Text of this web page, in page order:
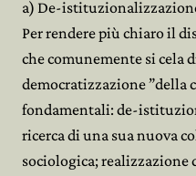
a) De-
Per rendere più chiaro il
che comunemente si cela
democratizzazione ”della
fondamentali: de-
ricerca di una sua nuova
sociologica; realizzazione